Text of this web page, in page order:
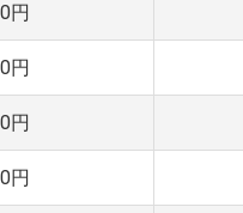
円
円
円
円